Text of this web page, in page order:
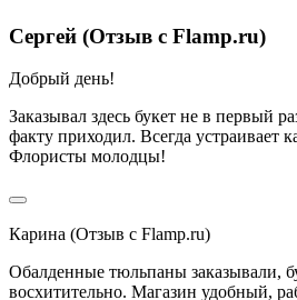
Сергей (Отзыв с Flamp.ru)
Добрый день!
Заказывал здесь букет не в первый
факту приходил. Всегда устраивает
Флористы молодцы!
Карина (Отзыв с Flamp.ru)
Обалденные тюльпаны заказывали,
восхитительно. Магазин удобный,